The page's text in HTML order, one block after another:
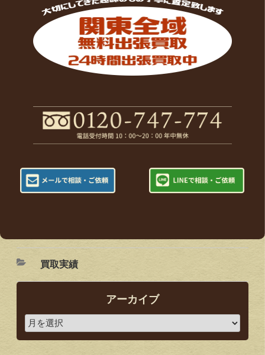
買取実績
アーカイブ